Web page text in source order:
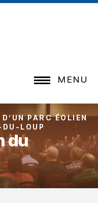
MENU
PARC ÉOLIEN
LOUP
du